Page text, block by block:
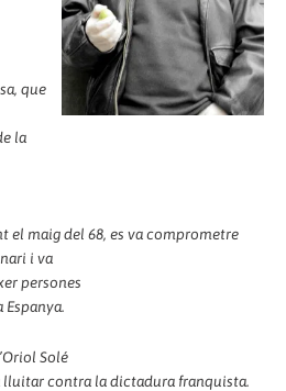
que
la
el maig del 68, es va comprometre
i va
persones
Solé
lluitar contra la dictadura franquista.